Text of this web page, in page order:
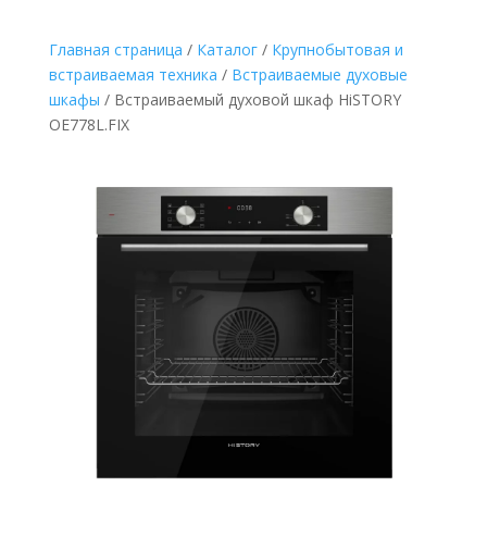
Главная страница / Каталог / Крупнобытовая и
встраиваемая техника / Встраиваемые духовые
шкафы / Встраиваемый духовой шкаф HiSTORY
OE778L.FIX